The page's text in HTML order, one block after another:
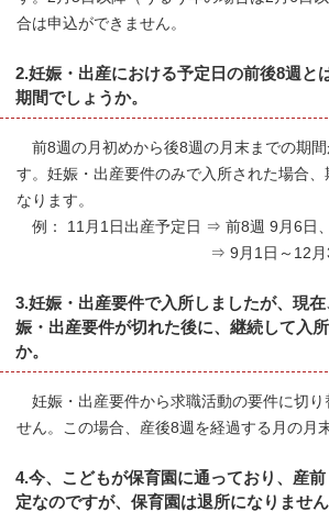
合は申込ができません。
2.妊娠・出産における予定日の前後8週と
期間でしょうか。
前8週の月初めから後8週の月末までの期間
す。妊娠・出産要件のみで入所された場合、
なります。
例： 11月1日出産予定日 ⇒ 前8週 9月6日
⇒ 9月1日～12月31日ま
3.妊娠・出産要件で入所しましたが、現
娠・出産要件が切れた後に、継続して入
か。
妊娠・出産要件から求職活動の要件に切り
せん。この場合、産後8週を経過する月の月
4.今、こどもが保育園に通っており、産
定なのですが、保育園は退所になりません